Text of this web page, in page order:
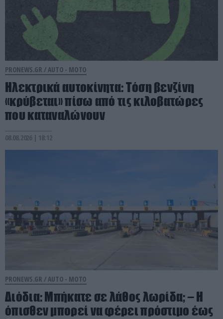
PRONEWS.GR / AUTO - MOTO
Ηλεκτρικά αυτοκίνητα: Τόση βενζίνη
«κρύβεται» πίσω από τις κιλοβατώρες
που καταναλώνουν
08.08.2026 | 18:12
PRONEWS.GR / AUTO - MOTO
Διόδια: Μπήκατε σε λάθος λωρίδα; – Η
όπισθεν μπορεί να φέρει πρόστιμο έως